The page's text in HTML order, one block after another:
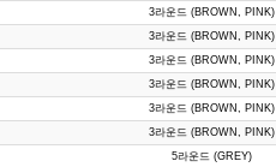
3라운드 (BROWN, PINK)
3라운드 (BROWN, PINK)
3라운드 (BROWN, PINK)
3라운드 (BROWN, PINK)
3라운드 (BROWN, PINK)
3라운드 (BROWN, PINK)
5라운드 (GREY)